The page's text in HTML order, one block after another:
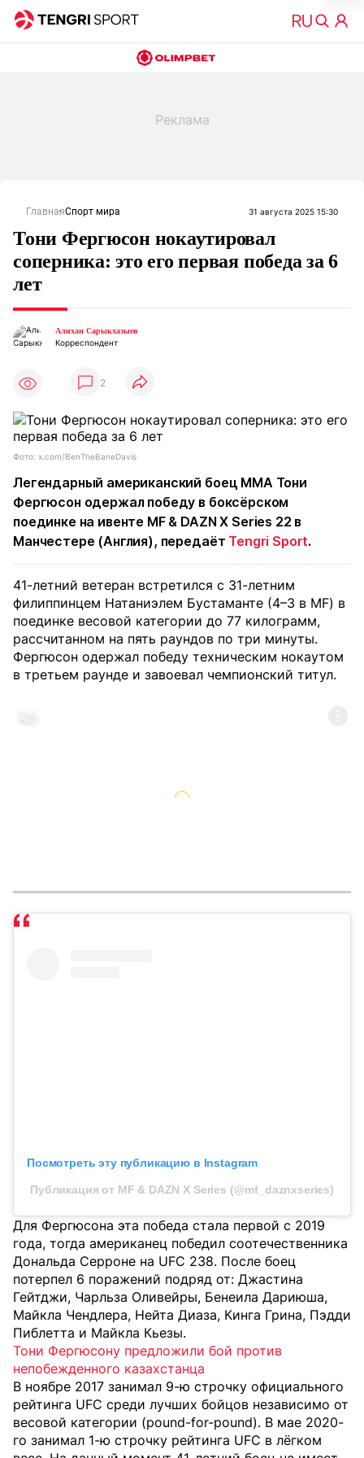
ГлавнаяСпорт мира 31 августа 2025 15:30
Тони Фергюсон нокаутировал
соперника: это его первая победа за 6
лет
Алихан Сарыкхазыев
Корреспондент
2
Фото: x.com/BenTheBaneDavis
Легендарный американский боец MMA Тони
Фергюсон одержал победу в боксёрском
поединке на ивенте MF & DAZN X Series 22 в
Манчестере (Англия), передаёт Tengri Sport.
41-летний ветеран встретился с 31-летним
филиппинцем Натаниэлем Бустаманте (4–3 в MF) в
поединке весовой категории до 77 килограмм,
рассчитанном на пять раундов по три минуты.
Фергюсон одержал победу техническим нокаутом
в третьем раунде и завоевал чемпионский титул.
Посмотреть эту публикацию в Instagram
Публикация от MF & DAZN X Series (@mf_daznxseries)
Для Фергюсона эта победа стала первой с 2019
года, тогда американец победил соотечественника
Дональда Серроне на UFC 238. После боец
потерпел 6 поражений подряд от: Джастина
Гейтджи, Чарльза Оливейры, Бенеила Дариюша,
Майкла Чендлера, Нейта Диаза, Кинга Грина, Пэдди
Пиблетта и Майкла Кьезы.
Тони Фергюсону предложили бой против
непобежденного казахстанца
В ноябре 2017 занимал 9-ю строчку официального
рейтинга UFC среди лучших бойцов независимо от
весовой категории (pound-for-pound). В мае 2020-
го занимал 1-ю строчку рейтинга UFC в лёгком